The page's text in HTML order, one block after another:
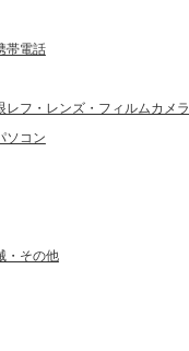
帯電話
レフ・レンズ・フィルムカメラ
ソコン
・その他